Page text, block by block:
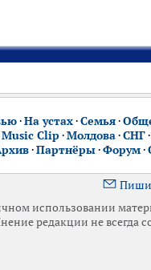
·На устах·Семья·
Clip ·Молдова·СНГ·
·Партнёры·Форум·
использовании
редакции не всегда